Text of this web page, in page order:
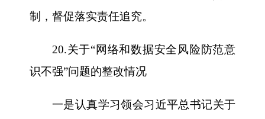
制，督促落实责任追究。
20.关于“网络和数据安全风险防范意
识不强”问题的整改情况
一是认真学习领会习近平总书记关于